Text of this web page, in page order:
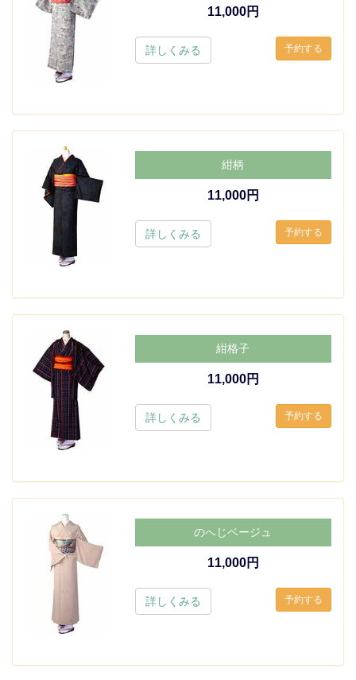
11,000円
詳しくみる
紺柄
11,000円
詳しくみる
紺格子
11,000円
詳しくみる
のへじベージュ
11,000円
詳しくみる